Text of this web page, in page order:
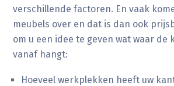
verschillende factoren. En vaak
meubels over en dat is dan ook
om u een idee te geven wat waar de
vanaf hangt:
Hoeveel werkplekken heeft uw